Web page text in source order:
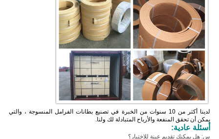
لدينا أكثر من 10 سنوات من الخبرة في تصنيع بطانات الفرامل المنسوجة ، والتي
يمكن أن تحقق المنفعة والأرباح المتبادلة لك ولنا.
أسئلة عادية:
س: هل يمكنك تقديم عينة للاختبار؟